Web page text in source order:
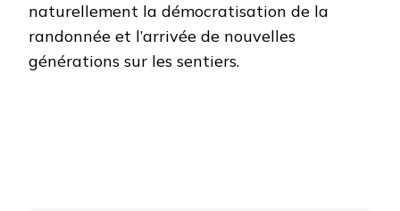
naturellement la démocratisation de la
randonnée et l’arrivée de nouvelles
générations sur les sentiers.